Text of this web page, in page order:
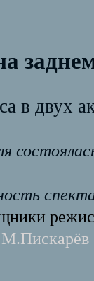
в двух
М.Пискарёв